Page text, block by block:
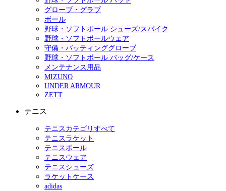
グローブ・グラブ
ボール
野球・ソフトボール シューズ/スパイク
野球・ソフトボールウェア
守備・バッティンググローブ
野球・ソフトボール バッグ/ケース
メンテナンス用品
MIZUNO
UNDER ARMOUR
ZETT
テニス
テニスカテゴリすべて
テニスラケット
テニスボール
テニスウェア
テニスシューズ
ラケットケース
adidas